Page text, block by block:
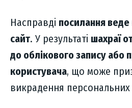
Насправді посилання
сайт. У результаті шахраї
до облікового запису або
користувача, що може
викрадення